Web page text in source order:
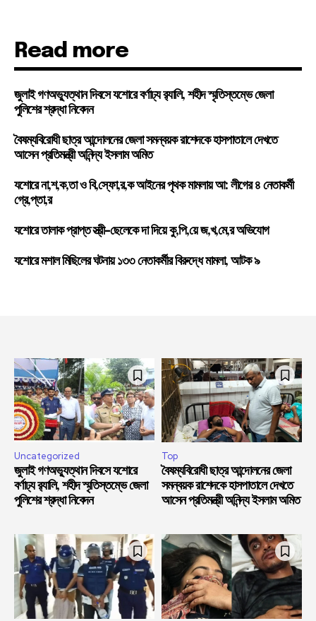
Read more
জুলাই গণঅভ্যুত্থান দিবসে যশোরে বর্ণাঢ্য র‍্যালি, শহীদ স্মৃতিস্তম্ভে জেলা
পুলিশের শ্রদ্ধা নিবেদন
বৈষম্যবিরোধী ছাত্র আন্দোলনের জেলা সমন্বয়ক রাশেদকে হাসপাতালে দেখতে
আসেন প্রতিমন্ত্রী অনিন্দ্য ইসলাম অমিত
যশোরে না,শ,ক,তা ও বি,স্ফো,র,ক আইনের পৃথক মামলায় আ: লীগের ৪ নেতাকর্মী
গ্রে,প্তা,র
যশোরে তালাক প্রাপ্ত স্ত্রী-ছেলেকে দা দিয়ে কু,পি,য়ে জ,খ,মে,র অভিযোগ
যশোরে মশাল মিছিলের ঘটনায় ১৩৩ নেতাকর্মীর বিরুদ্ধে মামলা, আটক ৯
Uncategorized
জুলাই গণঅভ্যুত্থান দিবসে যশোরে
বর্ণাঢ্য র‍্যালি, শহীদ স্মৃতিস্তম্ভে জেলা
পুলিশের শ্রদ্ধা নিবেদন
Top
বৈষম্যবিরোধী ছাত্র আন্দোলনের জেলা
সমন্বয়ক রাশেদকে হাসপাতালে দেখতে
আসেন প্রতিমন্ত্রী অনিন্দ্য ইসলাম অমিত